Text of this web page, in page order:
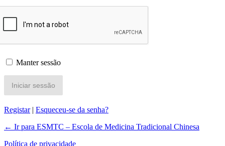
Manter sessão
Registar| Esqueceu-se da senha?
← Ir para ESMTC – Escola de Medicina Tradicional Chinesa
Política de privacidade